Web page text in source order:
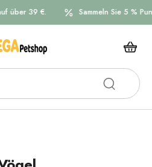
39 €. Sammeln Sie 5 % Punkte